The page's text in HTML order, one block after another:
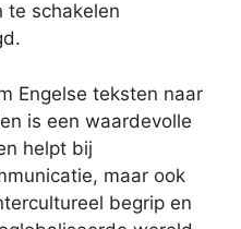
te schakelen
Engelse teksten naar
is een waardevolle
helpt bij
maar ook
begrip en